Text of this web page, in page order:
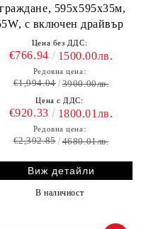
595х595х35м,
с включен драйвър
Цена без ДДС:
€766.94 1500.00лв.
Редовна цена:
€1,994.04 3900.00лв.
Цена с ДДС:
€920.33 1800.01лв.
Редовна цена:
€2,392.85 4680.01лв.
Виж детайли
В наличност